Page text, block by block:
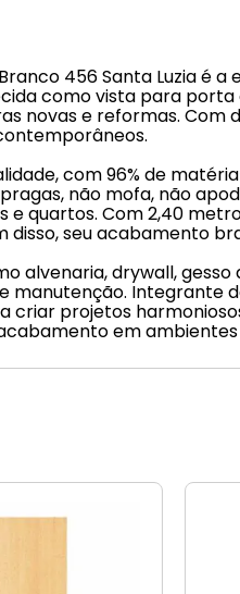
456 Santa Luzia
como vista para
novas e reformas.
com 96% de
não mofa, não
e quartos. Com 2,40
seu acabamento
alvenaria, drywall,
manutenção. Integrante
projetos
em